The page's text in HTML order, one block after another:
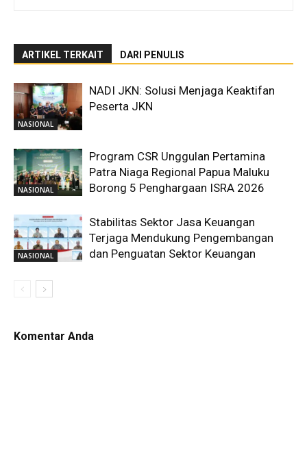
ARTIKEL TERKAIT DARI PENULIS
NASIONAL
NADI JKN: Solusi Menjaga Keaktifan
Peserta JKN
NASIONAL
Program CSR Unggulan Pertamina
Patra Niaga Regional Papua Maluku
Borong 5 Penghargaan ISRA 2026
NASIONAL
Stabilitas Sektor Jasa Keuangan
Terjaga Mendukung Pengembangan
dan Penguatan Sektor Keuangan
Komentar Anda